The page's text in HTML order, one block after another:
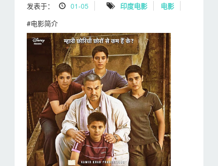
发表于： 01-05 印度电影
电影
#电影简介